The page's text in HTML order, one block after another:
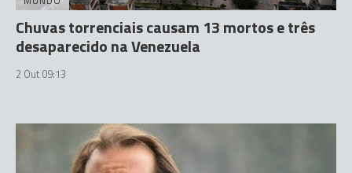
Chuvas torrenciais causam 13 mortos e três
desaparecido na Venezuela
2 Out 09:13